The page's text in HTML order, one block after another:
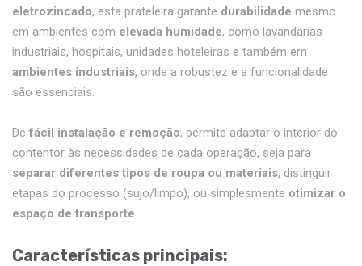
eletrozincado, esta prateleira garante durabilidade mesmo
em ambientes com elevada humidade, como lavandarias
industriais, hospitais, unidades hoteleiras e também em
ambientes industriais, onde a robustez e a funcionalidade
são essenciais.
De fácil instalação e remoção, permite adaptar o interior do
contentor às necessidades de cada operação, seja para
separar diferentes tipos de roupa ou materiais, distinguir
etapas do processo (sujo/limpo), ou simplesmente otimizar o
espaço de transporte.
Características principais: